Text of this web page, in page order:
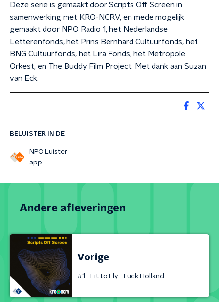
BELUISTER IN DE
NPO Luister
app
Deze serie is gemaakt door Scripts Off Screen in
samenwerking met KRO-NCRV, en mede mogelijk
gemaakt door NPO Radio 1, het Nederlandse
Letterenfonds, het Prins Bernhard Cultuurfonds, het
BNG Cultuurfonds, het Lira Fonds, het Metropole
Orkest, en The Buddy Film Project. Met dank aan Suzan
van Eck.
Andere afleveringen
Vorige
#1 - Fit to Fly - Fuck Holland